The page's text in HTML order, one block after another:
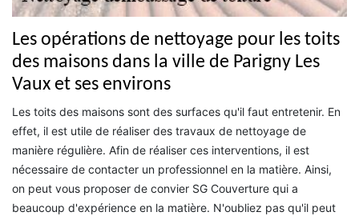
Les opérations de nettoyage pour les toits
des maisons dans la ville de Parigny Les
Vaux et ses environs
Les toits des maisons sont des surfaces qu'il faut entretenir. En
effet, il est utile de réaliser des travaux de nettoyage de
manière régulière. Afin de réaliser ces interventions, il est
nécessaire de contacter un professionnel en la matière. Ainsi,
on peut vous proposer de convier SG Couverture qui a
beaucoup d'expérience en la matière. N'oubliez pas qu'il peut